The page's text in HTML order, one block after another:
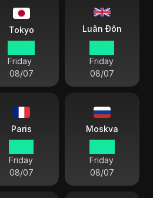
Tokyo
Friday
08/07
Luân Đôn
Friday
08/07
Paris
Friday
08/07
Moskva
Friday
08/07